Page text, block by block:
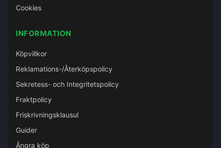
Cookies
INFORMATION
Köpvillkor
Reklamations-/Återköpspolicy
Sekretess- och Integritetspolicy
Fraktpolicy
Friskrivningsklausul
Guider
Ångra köp